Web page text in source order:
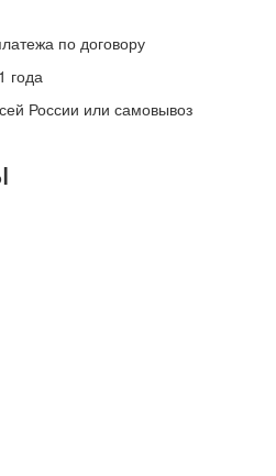
по договору
года
России или самовывоз